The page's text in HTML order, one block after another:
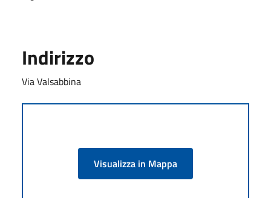
Indirizzo
Via Valsabbina
Visualizza in Mappa